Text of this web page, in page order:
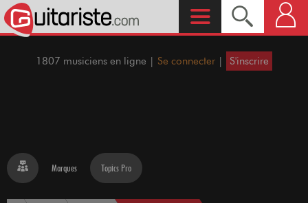
1807 musiciens en ligne | Se connecter | S'inscrire
Marques Topics Pro